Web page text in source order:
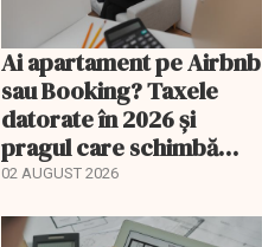
Ai apartament pe Airbnb
sau Booking? Taxele
datorate în 2026 și
pragul care schimbă
regimul fiscal
02 AUGUST 2026